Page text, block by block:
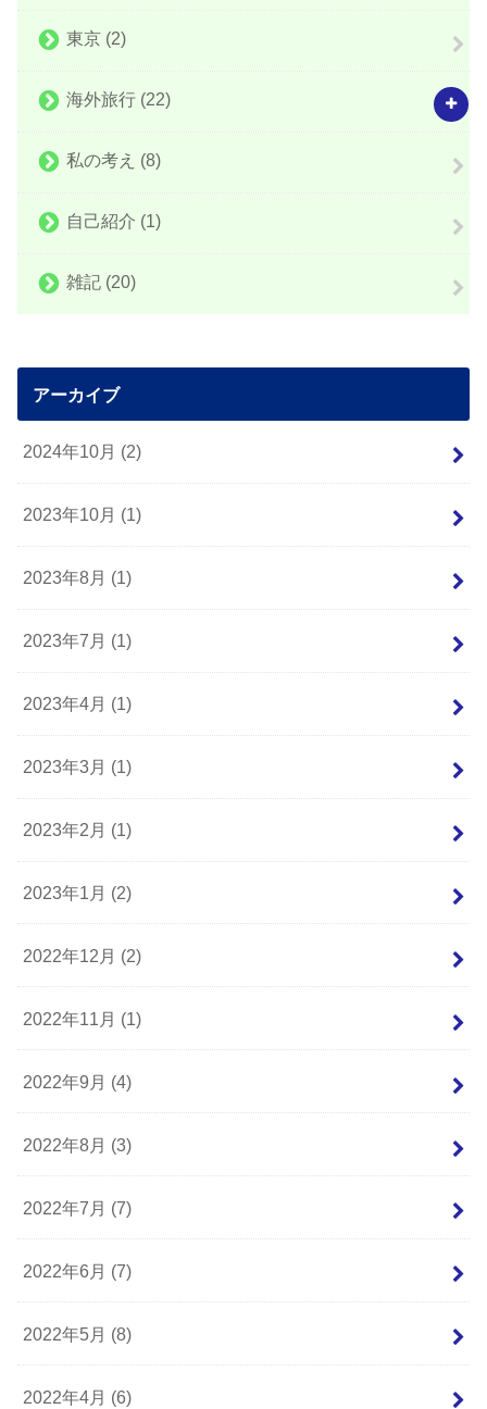
東京 (2)
海外旅行 (22)
私の考え (8)
自己紹介 (1)
雑記 (20)
アーカイブ
2024年10月 (2)
2023年10月 (1)
2023年8月 (1)
2023年7月 (1)
2023年4月 (1)
2023年3月 (1)
2023年2月 (1)
2023年1月 (2)
2022年12月 (2)
2022年11月 (1)
2022年9月 (4)
2022年8月 (3)
2022年7月 (7)
2022年6月 (7)
2022年5月 (8)
2022年4月 (6)